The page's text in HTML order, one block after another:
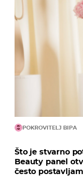
POKROVITELJ BIPA
Što je stvarno
Beauty panel
često